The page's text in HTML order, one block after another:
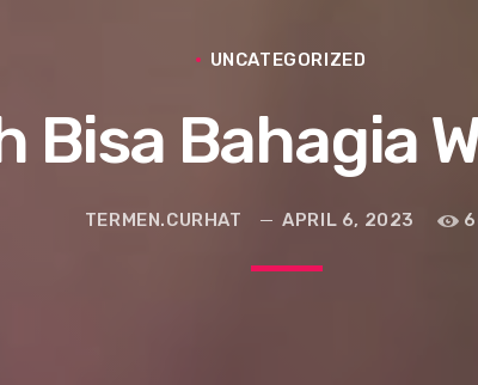
UNCATEGORIZED
Bisa Bahagia
TERMEN.CURHAT APRIL 6, 2023